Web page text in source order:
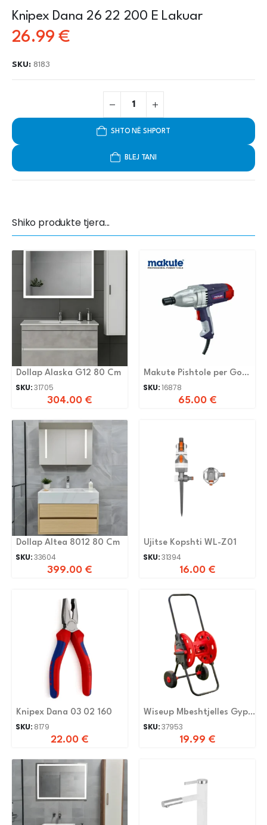
Knipex Dana 26 22 200 E Lakuar
26.99€
SKU: 8183
SHTO NË SHPORT
BLEJ TANI
Shiko produkte tjera...
Dollap Alaska G12 80 Cm
SKU:31705
304.00 €
Makute Pishtole per Goma
EW116
SKU:16878
65.00 €
Dollap Altea 8012 80 Cm
SKU:33604
399.00 €
Ujitse Kopshti WL-Z01
SKU:31394
16.00 €
Knipex Dana 03 02 160
SKU: 8179
22.00 €
Wiseup Mbeshtjelles Gypi
1/2 45m 111001
SKU:37953
19.99 €